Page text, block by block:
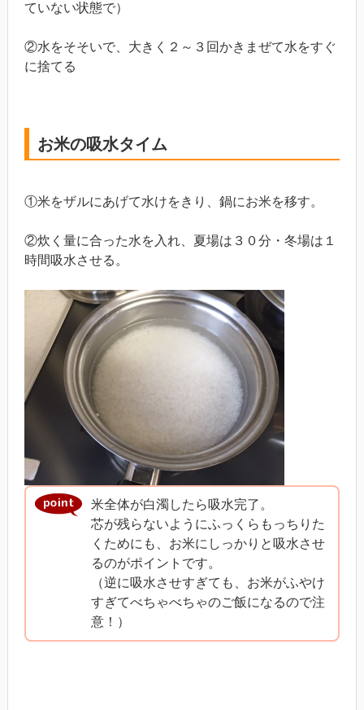
ていない状態で）
②水をそそいで、大きく２～３回かきまぜて水をすぐ
に捨てる
お米の吸水タイム
①米をザルにあげて水けをきり、鍋にお米を移す。
②炊く量に合った水を入れ、夏場は３０分・冬場は１
時間吸水させる。
米全体が白濁したら吸水完了。
芯が残らないようにふっくらもっちりた
くためにも、お米にしっかりと吸水させ
るのがポイントです。
（逆に吸水させすぎても、お米がふやけ
すぎてべちゃべちゃのご飯になるので注
意！）